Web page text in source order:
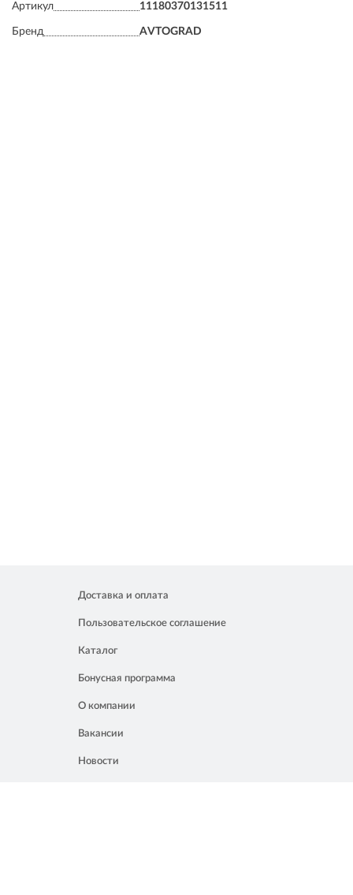
Артикул 11180370131511
Бренд AVTOGRAD
Доставка и оплата
Пользовательское соглашение
Каталог
Бонусная программа
О компании
Вакансии
Новости